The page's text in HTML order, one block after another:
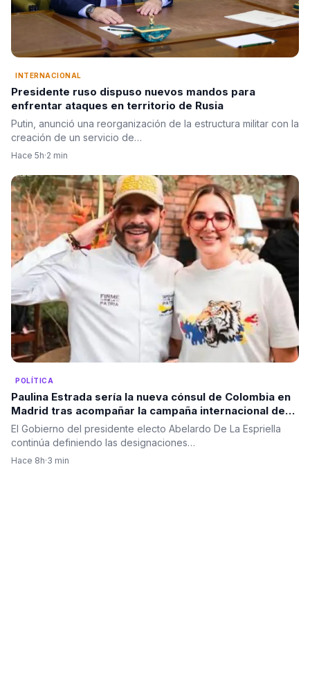
INTERNACIONAL
Presidente ruso dispuso nuevos mandos para
enfrentar ataques en territorio de Rusia
Putin, anunció una reorganización de la estructura militar con la
creación de un servicio de…
Hace 5h·2 min
POLÍTICA
Paulina Estrada sería la nueva cónsul de Colombia en
Madrid tras acompañar la campaña internacional de
Abelardo De La Espriella
El Gobierno del presidente electo Abelardo De La Espriella
continúa definiendo las designaciones…
Hace 8h·3 min